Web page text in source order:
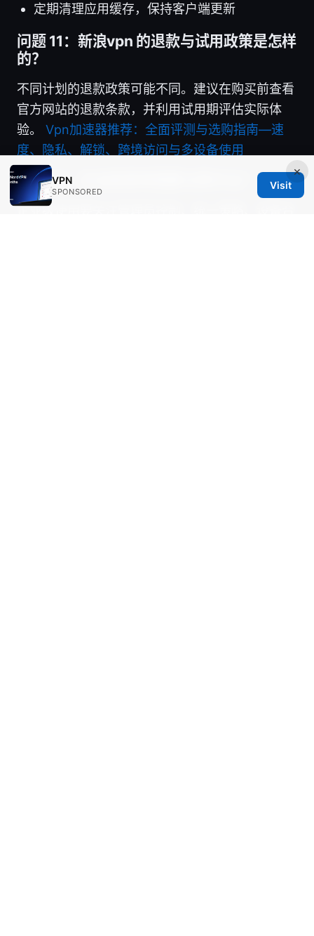
定期清理应用缓存，保持客户端更新
问题 11：新浪vpn 的退款与试用政策是怎样
的？
不同计划的退款政策可能不同。建议在购买前查看
官方网站的退款条款，并利用试用期评估实际体
验。 Vpn加速器推荐：全面评测与选购指南—速
度、隐私、解锁、跨境访问与多设备使用
问题 12：企业级使用需要注意什么？
企业级使用要关注管理员控制、统一策略、设备合
×
VPN
SPONSORED
Visit